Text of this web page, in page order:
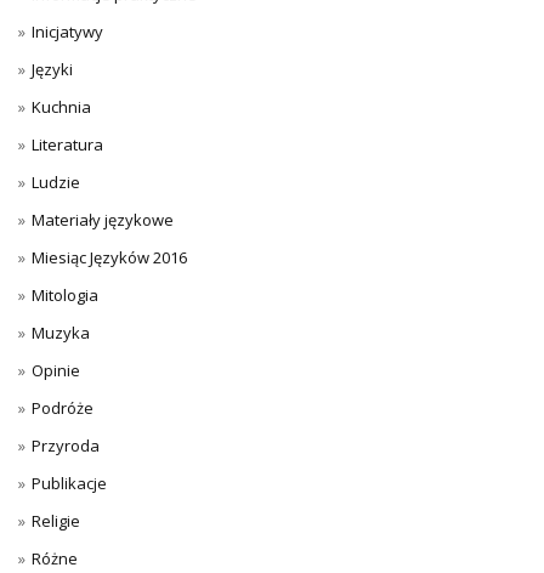
Inicjatywy
Języki
Kuchnia
Literatura
Ludzie
Materiały językowe
Miesiąc Języków 2016
Mitologia
Muzyka
Opinie
Podróże
Przyroda
Publikacje
Religie
Różne